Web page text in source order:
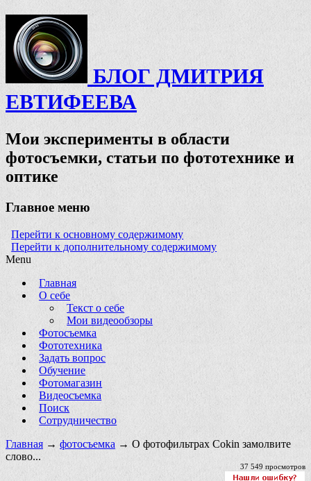
БЛОГ ДМИТРИЯ
ЕВТИФЕЕВА
Мои эксперименты в области
фотосъемки, статьи по фототехнике и
оптике
Главное меню
Перейти к основному содержимому
Перейти к дополнительному содержимому
Menu
Главная
О себе
Текст о себе
Мои видеообзоры
Фотосъемка
Фототехника
Задать вопрос
Обучение
Фотомагазин
Видеосъемка
Поиск
Сотрудничество
Главная → фотосъемка → О фотофильтрах Cokin замолвите
слово...
37 549 просмотров